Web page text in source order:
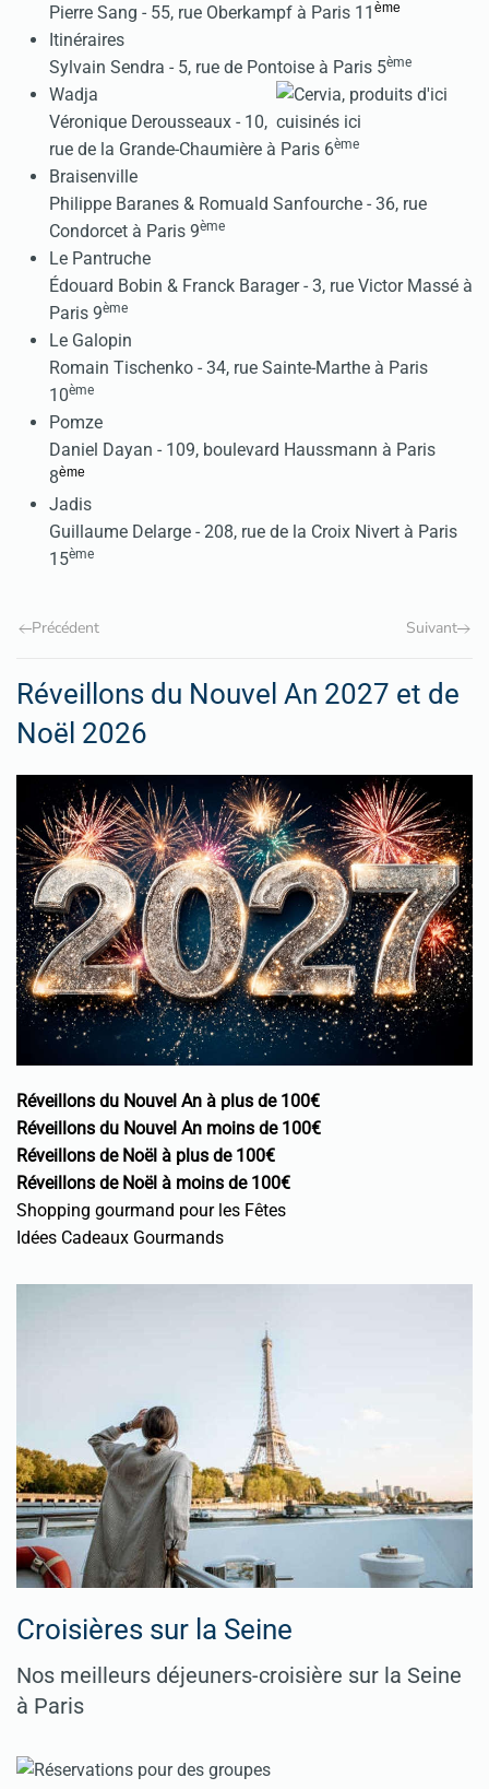
Pierre Sang - 55, rue Oberkampf à Paris 11 ème
Itinéraires
Sylvain Sendra - 5, rue de Pontoise à Paris 5ème
Wadja
Véronique Derousseaux - 10,
rue de la Grande-Chaumière à Paris 6ème
Braisenville
Philippe Baranes & Romuald Sanfourche - 36, rue
Condorcet à Paris 9ème
Le Pantruche
Édouard Bobin & Franck Barager - 3, rue Victor Massé à
Paris 9ème
Le Galopin
Romain Tischenko - 34, rue Sainte-Marthe à Paris
10ème
Pomze
Daniel Dayan - 109, boulevard Haussmann à Paris
8ème
Jadis
Guillaume Delarge - 208, rue de la Croix Nivert à Paris
15ème
Précédent Suivant
Réveillons du Nouvel An 2027 et de
Noël 2026
Réveillons du Nouvel An à plus de 100€
Réveillons du Nouvel An moins de 100€
Réveillons de Noël à plus de 100€
Réveillons de Noël à moins de 100€
Shopping gourmand pour les Fêtes
Idées Cadeaux Gourmands
Croisières sur la Seine
Nos meilleurs déjeuners-croisière sur la Seine
à Paris